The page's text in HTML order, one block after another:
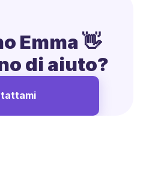
Emma 👋
di aiuto?